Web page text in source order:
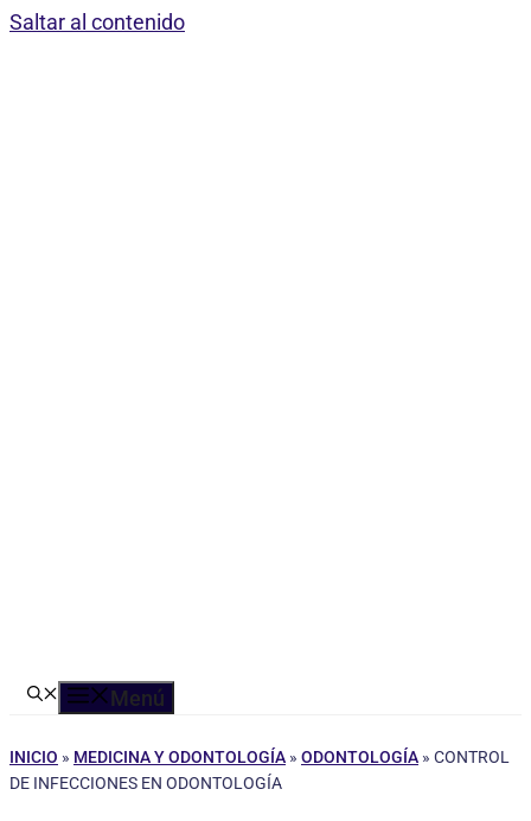
Saltar al contenido
Menú
INICIO » MEDICINA Y ODONTOLOGÍA » ODONTOLOGÍA » CONTROL
DE INFECCIONES EN ODONTOLOGÍA